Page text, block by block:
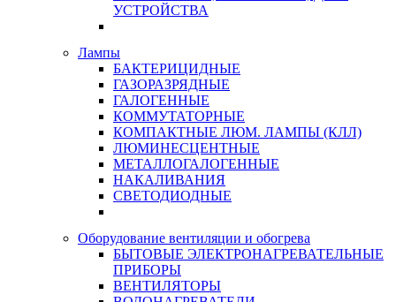
УСТРОЙСТВА
Лампы
БАКТЕРИЦИДНЫЕ
ГАЗОРАЗРЯДНЫЕ
ГАЛОГЕННЫЕ
КОММУТАТОРНЫЕ
КОМПАКТНЫЕ ЛЮМ. ЛАМПЫ (КЛЛ)
ЛЮМИНЕСЦЕНТНЫЕ
МЕТАЛЛОГАЛОГЕННЫЕ
НАКАЛИВАНИЯ
СВЕТОДИОДНЫЕ
Оборудование вентиляции и обогрева
БЫТОВЫЕ ЭЛЕКТРОНАГРЕВАТЕЛЬНЫЕ
ПРИБОРЫ
ВЕНТИЛЯТОРЫ